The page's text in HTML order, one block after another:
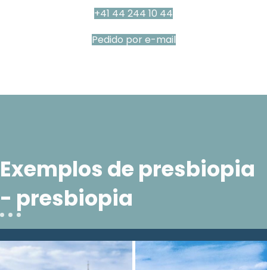
+41 44 244 10 44
Pedido por e-mail
Exemplos de presbiopia
- presbiopia